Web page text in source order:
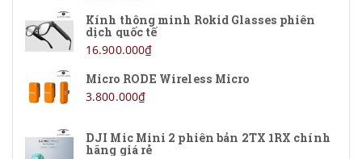
Kính thông minh Rokid Glasses phiên
dịch quốc tế
16.900.000₫
Micro RODE Wireless Micro
3.800.000₫
DJI Mic Mini 2 phiên bản 2TX 1RX chính
hãng giá rẻ